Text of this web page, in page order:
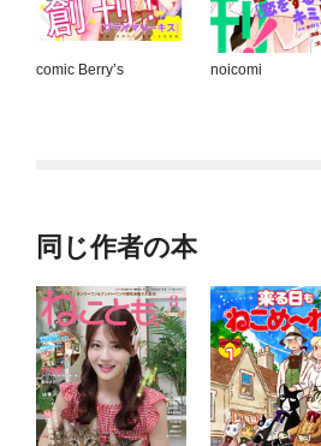
comic Berry’s noicomi
同じ作者の本